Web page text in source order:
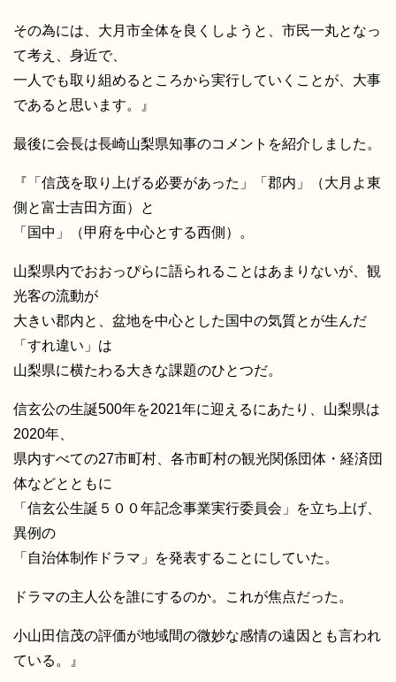
その為には、大月市全体を良くしようと、市民一丸となっ
て考え、身近で、
一人でも取り組めるところから実行していくことが、大事
であると思います。』
最後に会長は長崎山梨県知事のコメントを紹介しました。
『「信茂を取り上げる必要があった」「郡内」（大月よ東
側と富士吉田方面）と
「国中」（甲府を中心とする西側）。
山梨県内でおおっぴらに語られることはあまりないが、観
光客の流動が
大きい郡内と、盆地を中心とした国中の気質とが生んだ
「すれ違い」は
山梨県に横たわる大きな課題のひとつだ。
信玄公の生誕500年を2021年に迎えるにあたり、山梨県は
2020年、
県内すべての27市町村、各市町村の観光関係団体・経済団
体などとともに
「信玄公生誕５００年記念事業実行委員会」を立ち上げ、
異例の
「自治体制作ドラマ」を発表することにしていた。
ドラマの主人公を誰にするのか。これが焦点だった。
小山田信茂の評価が地域間の微妙な感情の遠因とも言われ
ている。』